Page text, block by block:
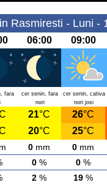
Rasmiresti - Luni -
06:00 09:00
fara
cer senin, fara
nori
cer senin, cativa
nori josi
21°C 26°C
20°C 25°C
0 mm 0 mm
0 % 0 %
2 % 19 %